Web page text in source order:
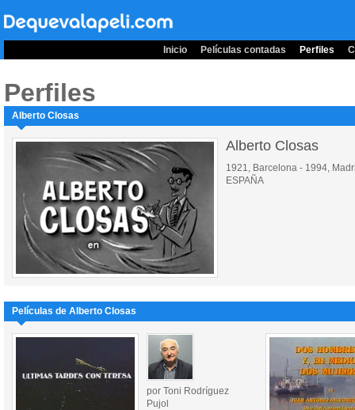
Inicio Películas contadas Perfiles
Perfiles
Alberto Closas
Alberto Closas
1921, Barcelona - 1994,
ESPAÑA
Películas de Alberto Closas
por Toni Rodríguez
Pujol